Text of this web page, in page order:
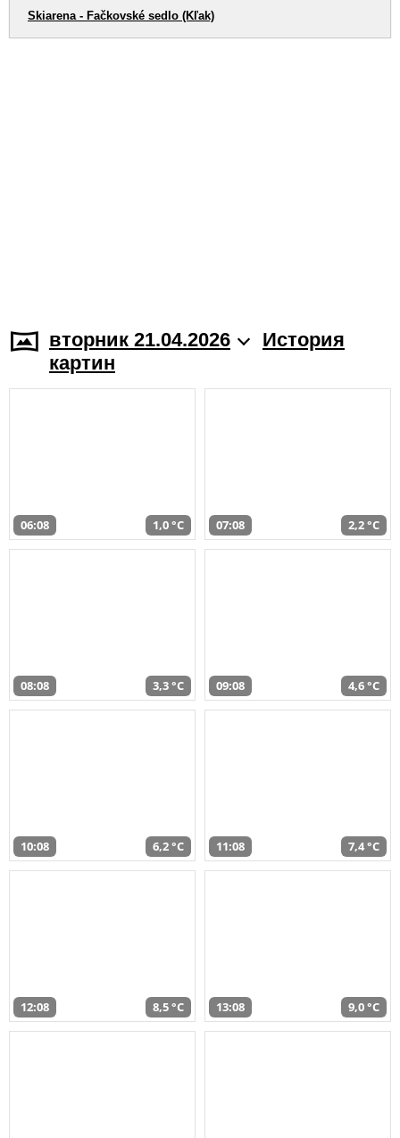
Skiarena - Fačkovské sedlo (Kľak)
вторник 21.04.2026
История
картин
06:08 1,0 °C 07:08 2,2 °C
08:08 3,3 °C 09:08 4,6 °C
10:08 6,2 °C 11:08 7,4 °C
12:08 8,5 °C 13:08 9,0 °C